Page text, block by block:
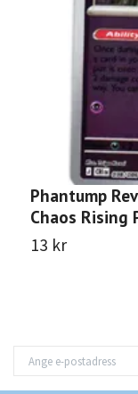
Phantump
Chaos Rising
13 kr